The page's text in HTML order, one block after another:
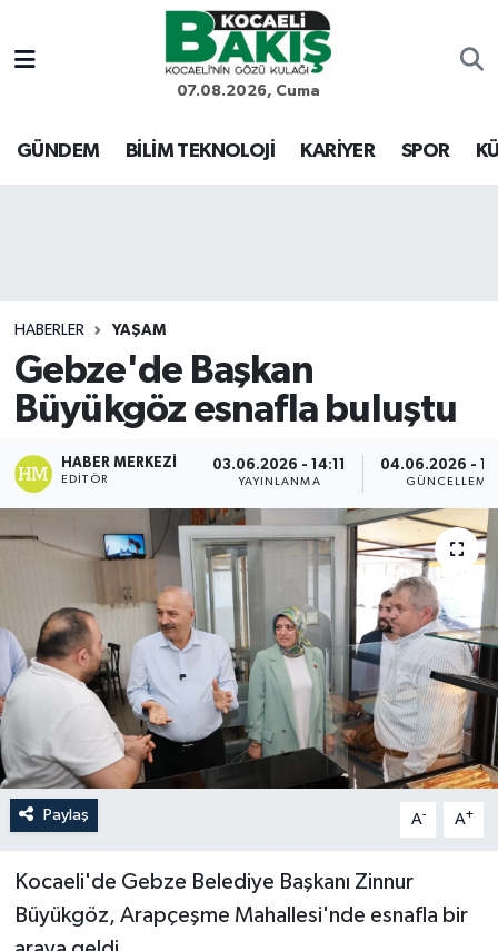
07.08.2026, Cuma
GÜNDEM BİLİM TEKNOLOJİ KARİYER SPOR
HABERLER YAŞAM
Gebze'de Başkan
Büyükgöz esnafla buluştu
HABER MERKEZI
EDITÖR
03.06.2026 - 14:11
YAYINLANMA
04.06.2026 -
GÜNCELLEME
Paylaş A- A+
Kocaeli'de Gebze Belediye Başkanı Zinnur
Büyükgöz, Arapçeşme Mahallesi'nde esnafla bir
Kocaeli Nöbetçi Eczaneler
Kocaeli Hava Durumu
Son Dakika Haberleri
Haber Arşivi